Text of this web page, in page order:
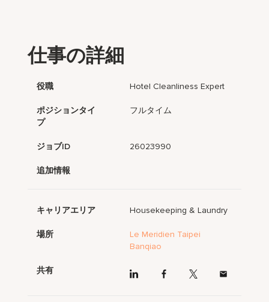
仕事の詳細
役職 Hotel Cleanliness Expert
ポジションタイ
プ
フルタイム
ジョブID 26023990
追加情報
キャリアエリア Housekeeping & Laundry
場所
Le Meridien Taipei
Banqiao
共有